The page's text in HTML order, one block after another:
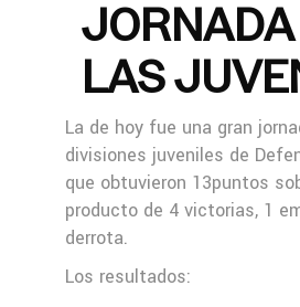
JORNADA
LAS
La de hoy fue una gran
divisiones juveniles de
que obtuvieron 13puntos
producto de 4 victorias, 1
derrota.
Los resultados: